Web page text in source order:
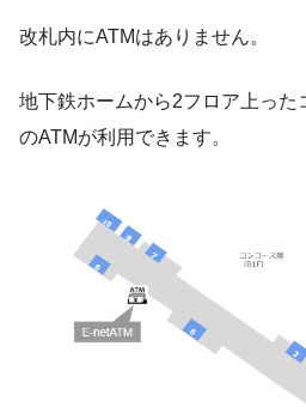
改札内にATMはありません。
地下鉄ホームから2フロア上った
のATMが利用できます。